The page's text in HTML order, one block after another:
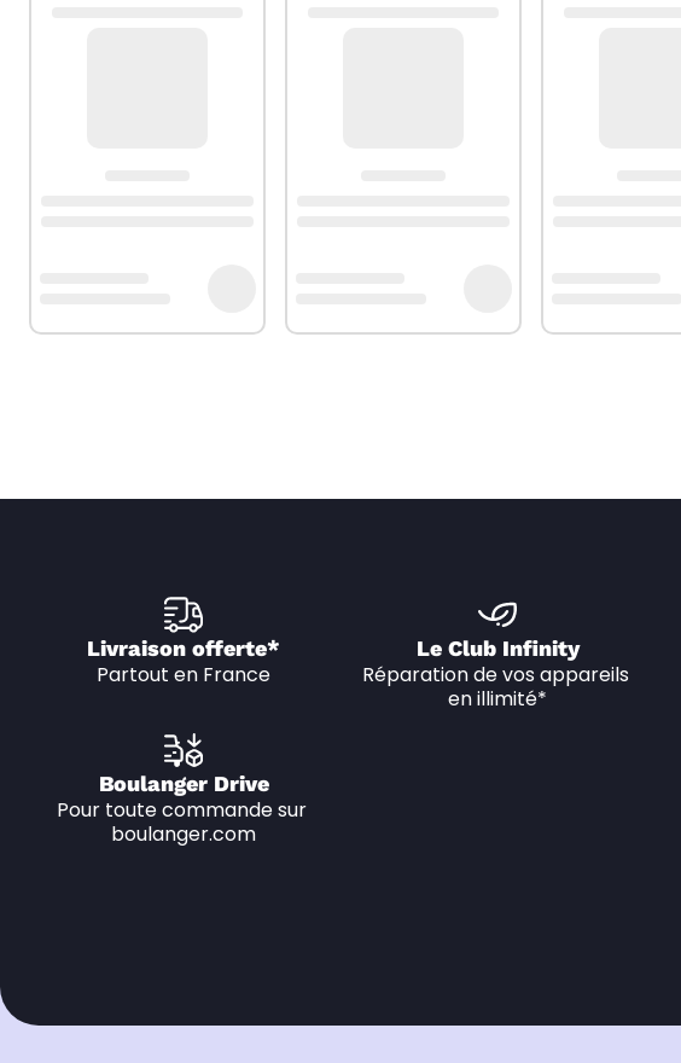
Livraison offerte*
Partout en France
Le Club Infinity
Réparation de vos appareils
en illimité*
Boulanger Drive
Pour toute commande sur
boulanger.com